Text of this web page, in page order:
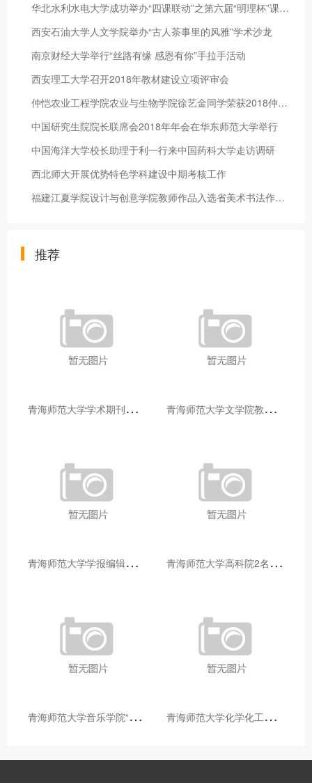
华北水利水电大学成功举办“四课联动”之第六届“明理杯”课程辩
西安石油大学人文学院举办“古人茶事里的风雅”学术沙龙
南京财经大学举行“丝路有缘 感恩有你”手拉手活动
西安理工大学召开2018年教材建设立项评审会
仲恺农业工程学院农业与生物学院徐艺金同学荣获2018仲园新歌声冠
中国研究生院院长联席会2018年年会在华东师范大学举行
中国海洋大学校长助理于利一行来中国药科大学走访调研
西北师大开展优势特色学科建设中期考核工作
福建江夏学院设计与创意学院教师作品入选省美术书法作品展
推荐
青
海师范大学学术期刊两个专栏入选2025年青海省期刊重点专栏 青
海师范大学文学院教师赴山东省相关高校和学术机构交流学习
青
海师范大学学报编辑部赴大通县城关镇上毛佰胜村开展帮扶慰问活动 青
海师范大学高科院2名专家当选中国科学院院士
青
海师范大学音乐学院“青舞华章”本科舞蹈专业中期汇报圆满落幕 青
海师范大学化学化工学院开展铸牢中华民族共同体意识大讲堂活动